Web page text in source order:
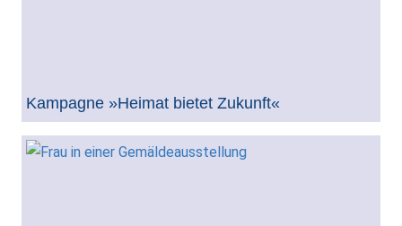
Kampagne »Heimat bietet Zukunft«